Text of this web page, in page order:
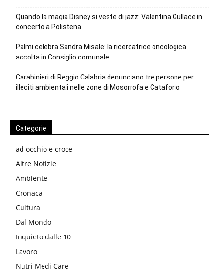
Quando la magia Disney si veste di jazz: Valentina Gullace in
concerto a Polistena
Palmi celebra Sandra Misale: la ricercatrice oncologica
accolta in Consiglio comunale.
Carabinieri di Reggio Calabria denunciano tre persone per
illeciti ambientali nelle zone di Mosorrofa e Cataforio
Categorie
ad occhio e croce
Altre Notizie
Ambiente
Cronaca
Cultura
Dal Mondo
Inquieto dalle 10
Lavoro
Nutri Medi Care